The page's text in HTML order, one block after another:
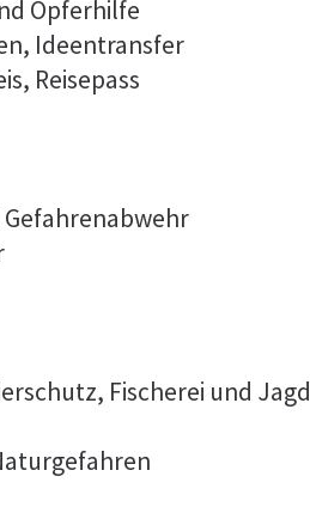
Opferhilfe
Ideentransfer
Reisepass
Fischerei und Jagd